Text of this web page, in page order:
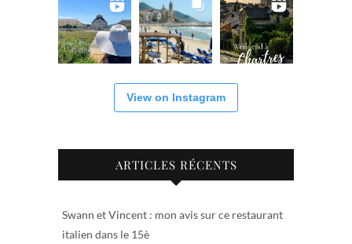
View on Instagram
ARTICLES RÉCENTS
Swann et Vincent : mon avis sur ce restaurant
italien dans le 15è